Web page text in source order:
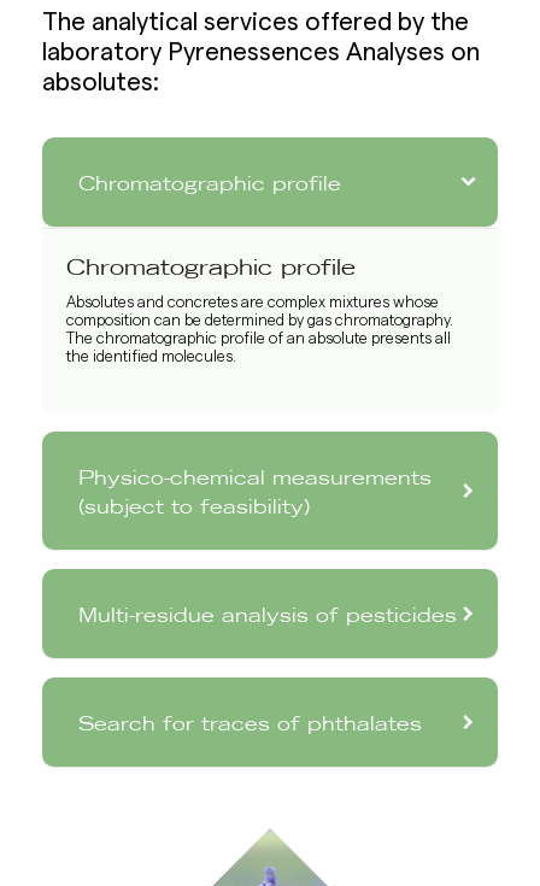
The analytical services offered by the
laboratory Pyrenessences Analyses on
absolutes:
Chromatographic profile
Chromatographic profile
Absolutes and concretes are complex mixtures whose
composition can be determined by gas chromatography.
The chromatographic profile of an absolute presents all
the identified molecules.
Physico-chemical measurements
(subject to feasibility)
Multi-residue analysis of pesticides
Search for traces of phthalates